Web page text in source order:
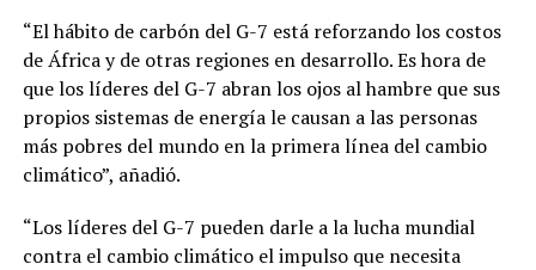
“El hábito de carbón del G-7 está reforzando los costos
de África y de otras regiones en desarrollo. Es hora de
que los líderes del G-7 abran los ojos al hambre que sus
propios sistemas de energía le causan a las personas
más pobres del mundo en la primera línea del cambio
climático”, añadió.
“Los líderes del G-7 pueden darle a la lucha mundial
contra el cambio climático el impulso que necesita